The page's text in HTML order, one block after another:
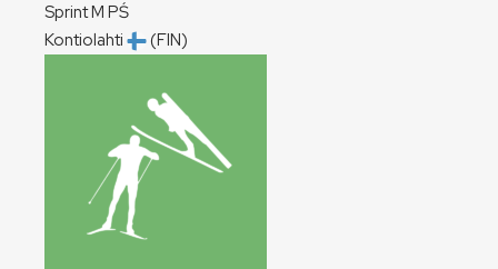
SprintM PŚ
Kontiolahti
(FIN)